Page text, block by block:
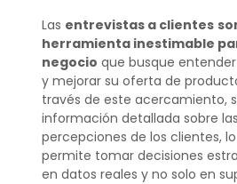
Las entrevistas a clientes
herramienta inestimable
negocio que busque
y mejorar su oferta de
través de este acercamiento,
información detallada sobre
percepciones de los clientes,
permite tomar decisiones
en datos reales y no solo en